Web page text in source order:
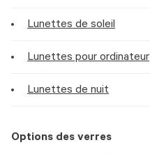
Lunettes de soleil
Lunettes pour ordinateur
Lunettes de nuit
Options des verres